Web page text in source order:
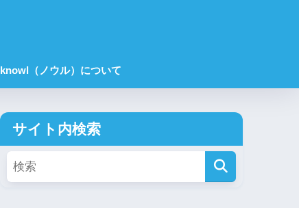
knowl（ノウル）について
サイト内検索